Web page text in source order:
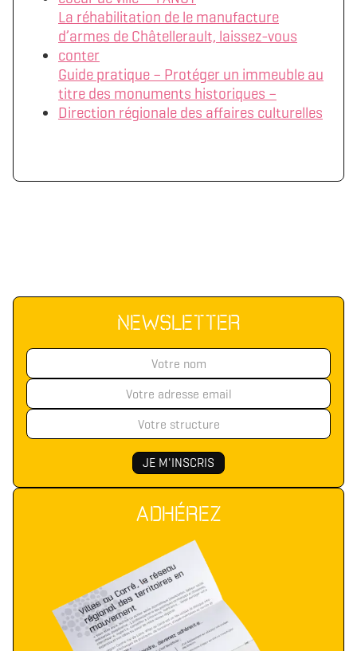
La réhabilitation de le manufacture
d’armes de Châtellerault, laissez-vous
conter
Guide pratique – Protéger un immeuble au
titre des monuments historiques –
Direction régionale des affaires culturelles
NEWSLETTER
ADHÉREZ